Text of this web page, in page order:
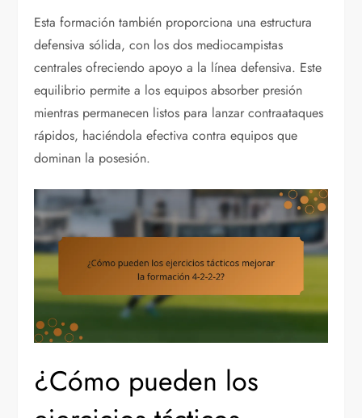
Esta formación también proporciona una estructura
defensiva sólida, con los dos mediocampistas
centrales ofreciendo apoyo a la línea defensiva. Este
equilibrio permite a los equipos absorber presión
mientras permanecen listos para lanzar contraataques
rápidos, haciéndola efectiva contra equipos que
dominan la posesión.
¿Cómo pueden los